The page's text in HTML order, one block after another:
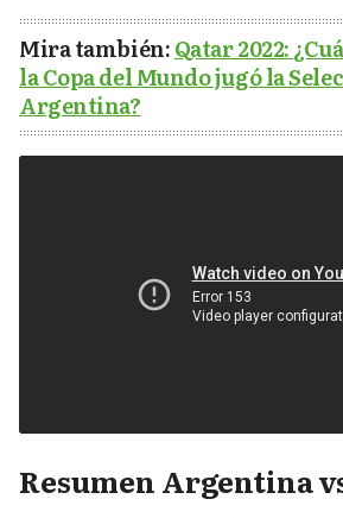
Mira también:Qatar 2022:
la Copa del Mundo jugó la
Argentina?
Resumen Argentina